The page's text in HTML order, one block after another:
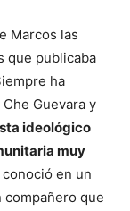
Marcos las
que publicaba
ha
Guevara y
ideológico
muy
en un
que